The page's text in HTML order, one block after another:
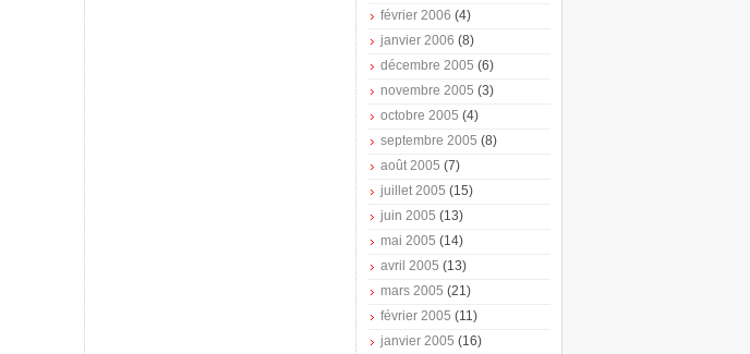
février 2006 (4)
janvier 2006 (8)
décembre 2005 (6)
novembre 2005 (3)
octobre 2005 (4)
septembre 2005 (8)
août 2005 (7)
juillet 2005 (15)
juin 2005 (13)
mai 2005 (14)
avril 2005 (13)
mars 2005 (21)
février 2005 (11)
janvier 2005 (16)